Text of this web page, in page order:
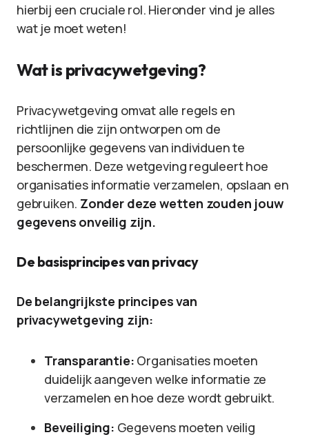
hierbij een cruciale rol. Hieronder vind je alles
wat je moet weten!
Wat is privacywetgeving?
Privacywetgeving omvat alle regels en
richtlijnen die zijn ontworpen om de
persoonlijke gegevens van individuen te
beschermen. Deze wetgeving reguleert hoe
organisaties informatie verzamelen, opslaan en
gebruiken. Zonder deze wetten zouden jouw
gegevens onveilig zijn.
De basisprincipes van privacy
De belangrijkste principes van
privacywetgeving zijn:
Transparantie: Organisaties moeten
duidelijk aangeven welke informatie ze
verzamelen en hoe deze wordt gebruikt.
Beveiliging: Gegevens moeten veilig